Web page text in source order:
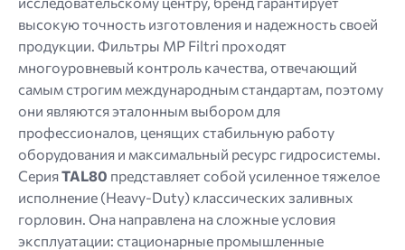
высокую точность изготовления и надежность своей
продукции. Фильтры MP Filtri проходят
многоуровневый контроль качества, отвечающий
самым строгим международным стандартам, поэтому
они являются эталонным выбором для
профессионалов, ценящих стабильную работу
оборудования и максимальный ресурс гидросистемы.
СерияTAL80 представляет собой усиленное тяжелое
исполнение (Heavy-Duty) классических заливных
горловин. Она направлена ​​на сложные условия
эксплуатации: стационарные промышленные